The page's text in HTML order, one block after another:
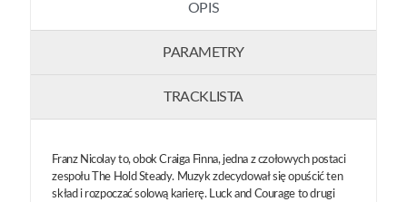
OPIS
PARAMETRY
TRACKLISTA
Franz Nicolay to, obok Craiga Finna, jedna z czołowych postaci
zespołu The Hold Steady. Muzyk zdecydował się opuścić ten
skład i rozpoczać solową karierę. Luck and Courage to drugi